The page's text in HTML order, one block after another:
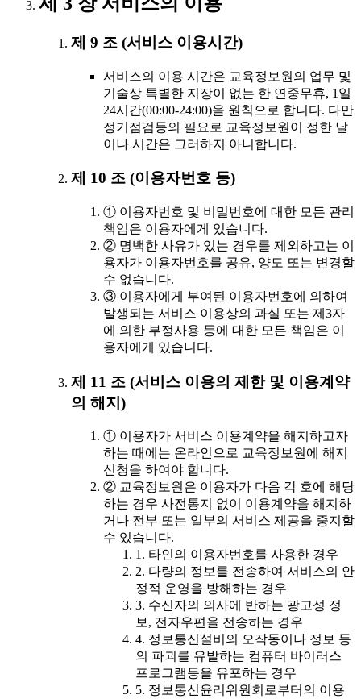
제 9 조 (서비스 이용시간)
서비스의 이용 시간은 교육정보원의 업무 및
기술상 특별한 지장이 없는 한 연중무휴, 1일
24시간(00:00-24:00)을 원칙으로 합니다. 다만
정기점검등의 필요로 교육정보원이 정한 날
이나 시간은 그러하지 아니합니다.
제 10 조 (이용자번호 등)
① 이용자번호 및 비밀번호에 대한 모든 관리
책임은 이용자에게 있습니다.
② 명백한 사유가 있는 경우를 제외하고는 이
용자가 이용자번호를 공유, 양도 또는 변경할
수 없습니다.
③ 이용자에게 부여된 이용자번호에 의하여
발생되는 서비스 이용상의 과실 또는 제3자
에 의한 부정사용 등에 대한 모든 책임은 이
용자에게 있습니다.
제 11 조 (서비스 이용의 제한 및 이용계약
의 해지)
① 이용자가 서비스 이용계약을 해지하고자
하는 때에는 온라인으로 교육정보원에 해지
신청을 하여야 합니다.
② 교육정보원은 이용자가 다음 각 호에 해당
하는 경우 사전통지 없이 이용계약을 해지하
거나 전부 또는 일부의 서비스 제공을 중지할
수 있습니다.
1. 타인의 이용자번호를 사용한 경우
2. 다량의 정보를 전송하여 서비스의 안
정적 운영을 방해하는 경우
3. 수신자의 의사에 반하는 광고성 정
보, 전자우편을 전송하는 경우
4. 정보통신설비의 오작동이나 정보 등
의 파괴를 유발하는 컴퓨터 바이러스
프로그램등을 유포하는 경우
5. 정보통신윤리위원회로부터의 이용